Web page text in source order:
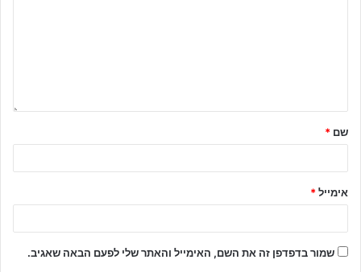
שם *
אימייל*
שמור בדפדפן זה את השם, האימייל והאתר שלי לפעם הבאה שאגיב.